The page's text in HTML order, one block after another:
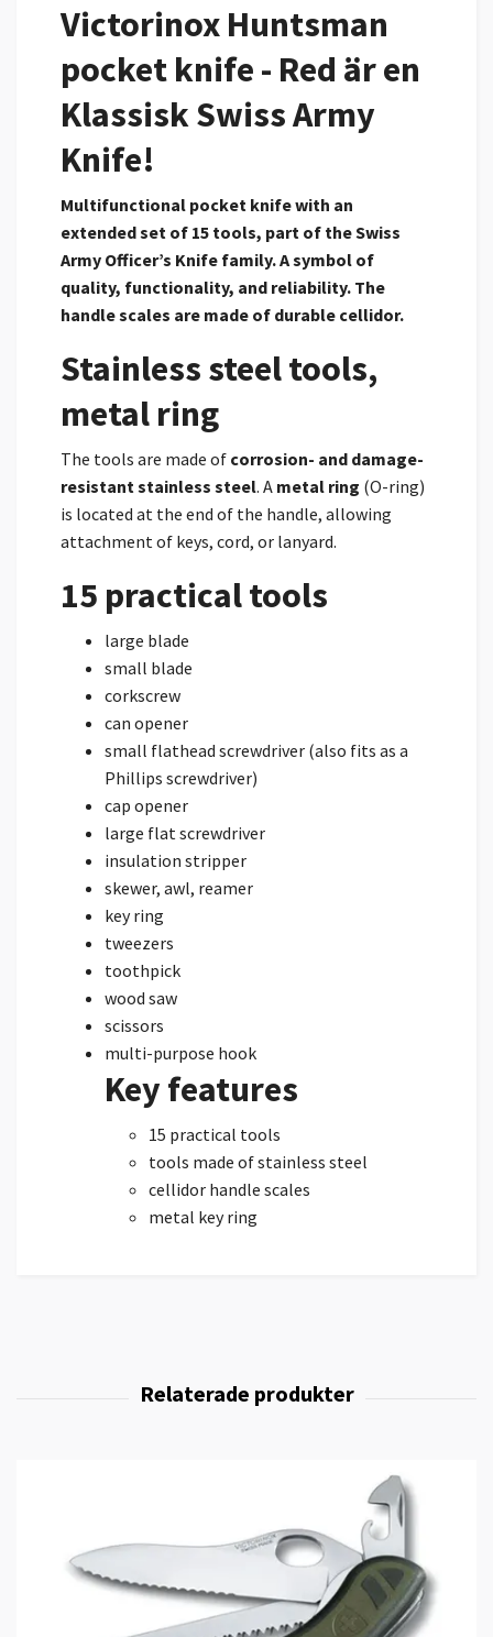
Victorinox Huntsman
pocket knife - Red är en
Klassisk Swiss Army
Knife!
Multifunctional pocket knife with an
extended set of 15 tools, part of the Swiss
Army Officer’s Knife family. A symbol of
quality, functionality, and reliability. The
handle scales are made of durable cellidor.
Stainless steel tools,
metal ring
The tools are made of corrosion- and damage-
resistant stainless steel. A metal ring (O-ring)
is located at the end of the handle, allowing
attachment of keys, cord, or lanyard.
15 practical tools
large blade
small blade
corkscrew
can opener
small flathead screwdriver (also fits as a
Phillips screwdriver)
cap opener
large flat screwdriver
insulation stripper
skewer, awl, reamer
key ring
tweezers
toothpick
wood saw
scissors
multi-purpose hook
Key features
15 practical tools
tools made of stainless steel
cellidor handle scales
metal key ring